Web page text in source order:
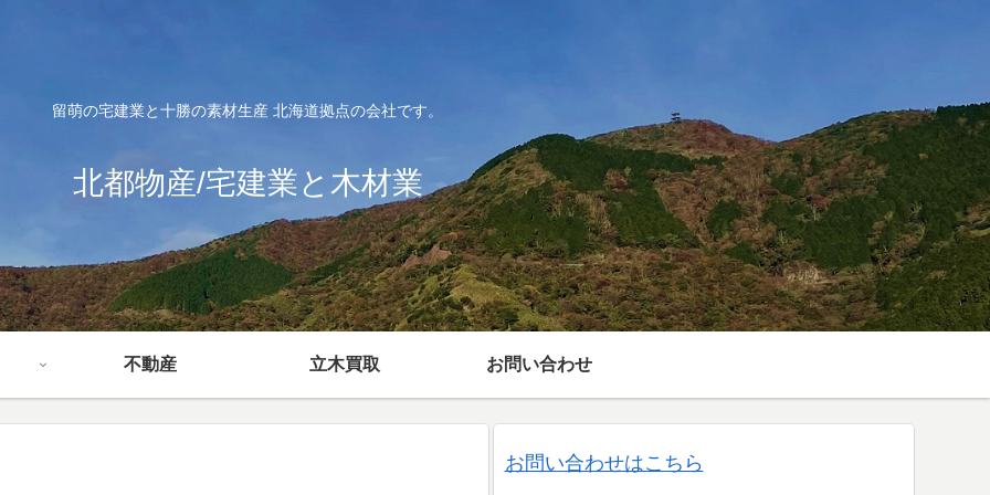
留萌の宅建業と十勝の素材生産 北海道拠点の会社です。
北都物産/宅建業と木材業
不動産 立木買取 お問い合わせ
お問い合わせはこちら